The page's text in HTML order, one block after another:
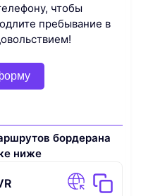
чтобы
пребывание в
бордерана
ниже